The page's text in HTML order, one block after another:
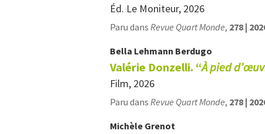
Éd. Le Moniteur, 2026
Paru dans Revue Quart Monde, 278 |
Bella Lehmann Berdugo
Valérie Donzelli. “À pied
Film, 2026
Paru dans Revue Quart Monde, 278 |
Michèle Grenot